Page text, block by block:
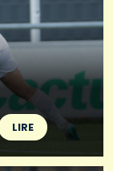
LIRE